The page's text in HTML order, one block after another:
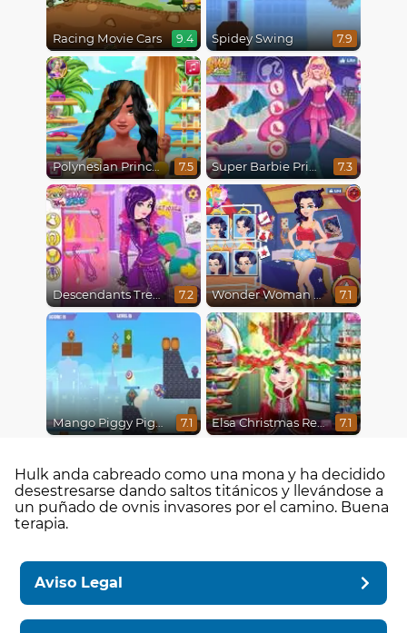
Racing Movie Cars 9.4 Spidey Swing 7.9
Polynesian Princess Real Haircuts 7.5 Super Barbie Princess and Rockstar 7.3
Descendants Trendsetters 7.2 Wonder Woman Fashion Event 7.1
Mango Piggy Piggy Hero 7.1 Elsa Christmas Real Haircuts 7.1
Hulk anda cabreado como una mona y ha decidido
desestresarse dando saltos titánicos y llevándose a
un puñado de ovnis invasores por el camino. Buena
terapia.
Aviso Legal